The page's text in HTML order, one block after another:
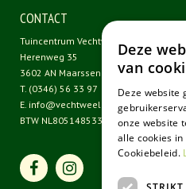
CONTACT
Tuincentrum Vechtweelde
Herenweg 35
3602 AN Maarssen
T. (0346) 56 33 97
E. info@vechtweelde.nl
BTW NL805148533B01
Deze
van
Deze website
onze website
alle cookies
Cookiebeleid.